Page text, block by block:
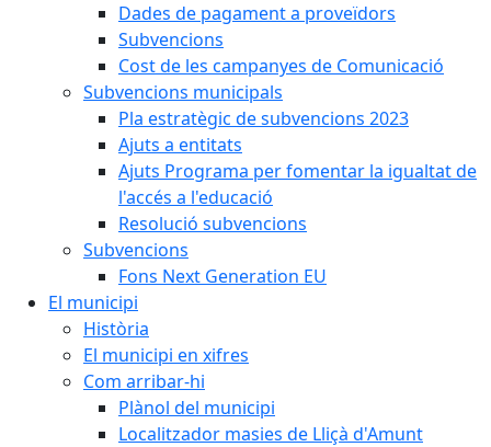
Dades de pagament a proveïdors
Subvencions
Cost de les campanyes de Comunicació
Subvencions municipals
Pla estratègic de subvencions 2023
Ajuts a entitats
Ajuts Programa per fomentar la igualtat de
l'accés a l'educació
Resolució subvencions
Subvencions
Fons Next Generation EU
El municipi
Història
El municipi en xifres
Com arribar-hi
Plànol del municipi
Localitzador masies de Lliçà d'Amunt